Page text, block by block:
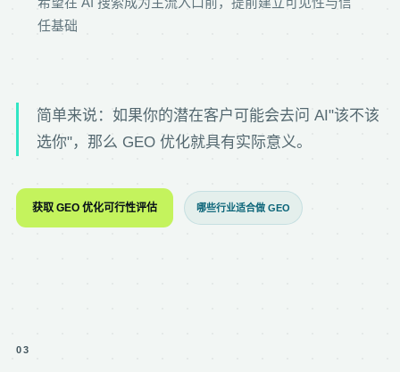
任基础
简单来说：如果你的潜在客户可能会去问 AI"该不该
选你"，那么 GEO 优化就具有实际意义。
获取 GEO 优化可行性评估 哪些行业适合做 GEO
03